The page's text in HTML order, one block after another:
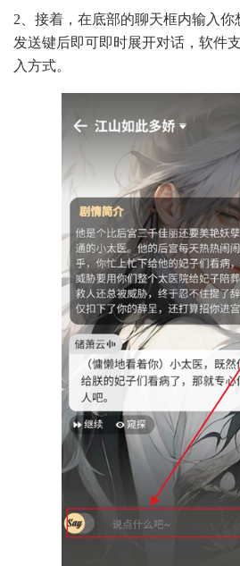
2、接着，在底部的聊天框内输入
发送键后即可即时展开对话，软件
入方式。